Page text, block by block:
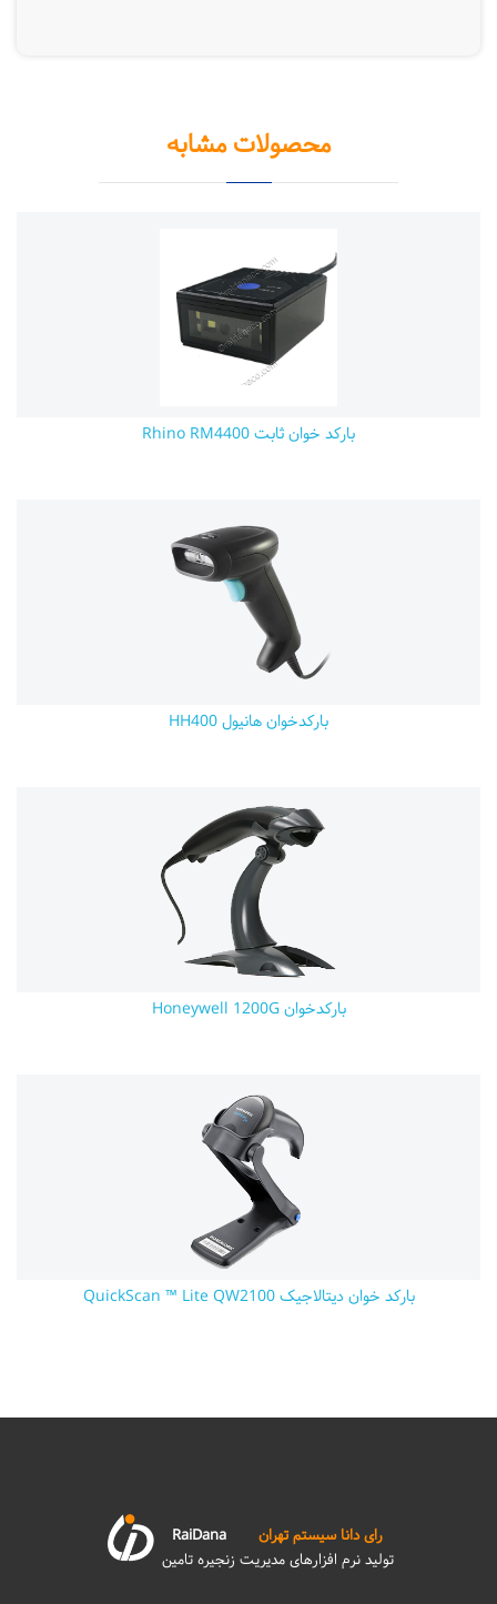
محصولات مشابه
بارکد خوان ثابت Rhino RM4400
بارکدخوان هانیول HH400
بارکدخوان Honeywell 1200G
بارکد خوان دیتالاجیک QuickScan ™ Lite QW2100
رای دانا سیستم تهران
RaiDana
تولید نرم افزارهای مدیریت زنجیره تامین